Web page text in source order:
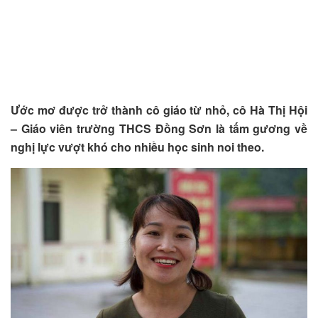
Ước mơ được trở thành cô giáo từ nhỏ, cô Hà Thị Hội
– Giáo viên trường THCS Đồng Sơn là tấm gương về
nghị lực vượt khó cho nhiều học sinh noi theo.